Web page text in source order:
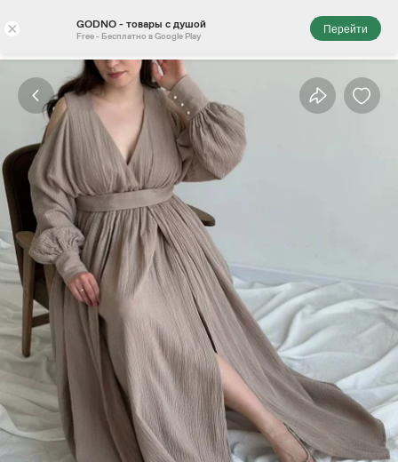
× GODNO - товары с душой
Free - Бесплатно в Google Play
Перейти